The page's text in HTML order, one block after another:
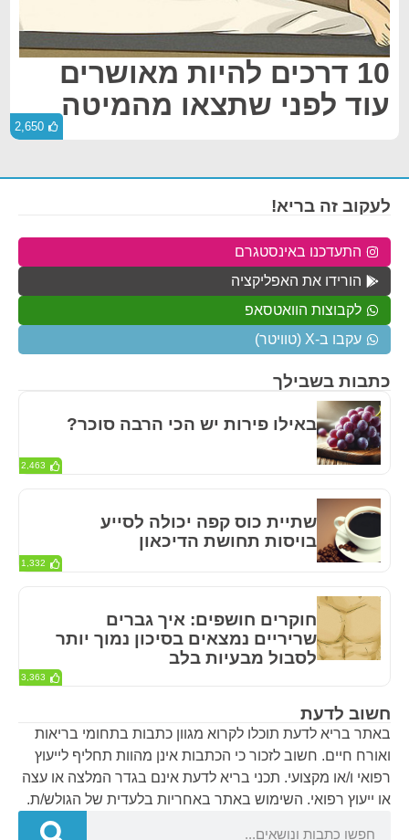
10 דרכים להיות מאושרים
עוד לפני שתצאו מהמיטה
2,650
חשוב לדעת
באתר בריא לדעת תוכלו לקרוא מגוון כתבות בתחומי בריאות
ואורח חיים. חשוב לזכור כי הכתבות אינן מהוות תחליף לייעוץ
רפואי ו/או מקצועי. תכני בריא לדעת אינם בגדר המלצה או עצה
או ייעוץ רפואי. השימוש באתר באחריות בלעדית של הגולש/ת.
כתבות בשבילך
באילו פירות יש הכי הרבה סוכר?
2,463
שתיית כוס קפה יכולה לסייע
בויסות תחושת הדיכאון
1,332
חוקרים חושפים: איך גברים
שריריים נמצאים בסיכון נמוך יותר
לסבול מבעיות בלב
3,363
לעקוב זה בריא!
התעדכנו באינסטגרם
הורידו את האפליקציה
לקבוצות הוואטסאפ
עקבו ב-X (טוויטר)